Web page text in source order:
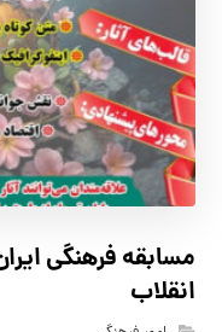
مسابقه فرهنگي
انقلاب